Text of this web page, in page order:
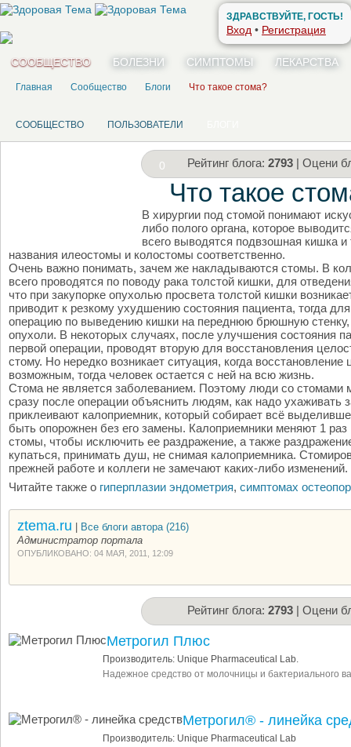
ЗДРАВСТВУЙТЕ, ГОСТЬ!
Вход • Регистрация
СООБЩЕСТВО БОЛЕЗНИ СИМПТОМЫ ЛЕКАРСТВА
Главная Сообщество Блоги Что такое стома?
СООБЩЕСТВО ПОЛЬЗОВАТЕЛИ
0 Рейтинг блога: 2793 | Оцени
Что такое
В хирургии под стомой понимают
либо полого органа, которое
всего выводятся подвзошная кишка и
названия илеостомы и колостомы соответственно.
Очень важно понимать, зачем же накладываются стомы. В
всего проводятся по поводу рака толстой кишки, для
что при закупорке опухолью просвета толстой кишки
приводит к резкому ухудшению состояния пациента, тогда
операцию по выведению кишки на переднюю брюшную
опухоли. В некоторых случаях, после улучшения состояния
первой операции, проводят вторую для восстановления
стому. Но нередко возникает ситуация, когда
возможным, тогда человек остается с ней на всю жизнь.
Стома не является заболеванием. Поэтому люди со стомами
сразу после операции объяснить людям, как надо
приклеивают калоприемник, который собирает всё
быть опорожнен без его замены. Калоприемники меняют 1 раз
стомы, чтобы исключить ее раздражение, а также
купаться, принимать душ, не снимая калоприемника.
прежней работе и коллеги не замечают каких-либо изменений.
Читайте также о гиперплазии эндометрия, симптомах
ztema.ru
Все блоги автора (216)
Администратор портала
ОПУБЛИКОВАНО: 04 МАЯ, 2011, 12:09
Рейтинг блога: 2793 | Оцени
Метрогил Плюс
Производитель: Unique Pharmaceutical Lab.
Надежное средство от молочницы и бактериального
Метрогил® - линейка
Производитель: Unique Pharmaceutical Lab